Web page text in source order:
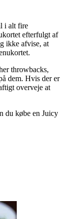
i alt fire
efterfulgt af
ikke afvise, at
throwbacks,
dem. Hvis der er
overveje at
du købe en Juicy